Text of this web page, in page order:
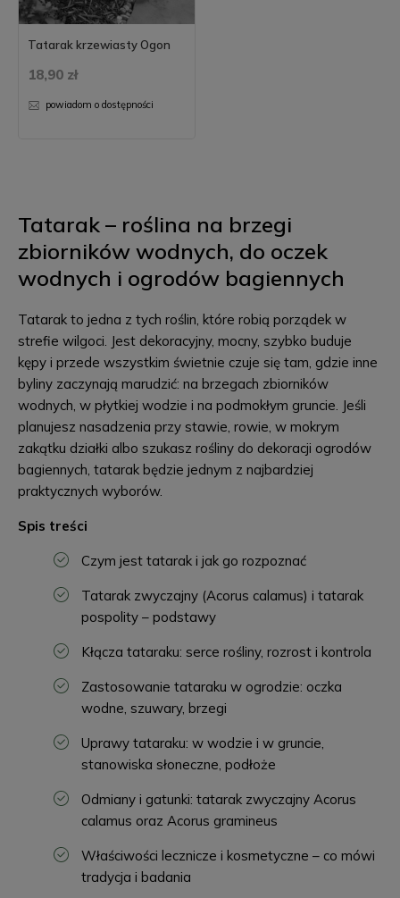
Tatarak krzewiasty Ogon
18,90 zł
powiadom o dostępności
Tatarak – roślina na brzegi
zbiorników wodnych, do oczek
wodnych i ogrodów bagiennych
Tatarak to jedna z tych roślin, które robią porządek w
strefie wilgoci. Jest dekoracyjny, mocny, szybko buduje
kępy i przede wszystkim świetnie czuje się tam, gdzie inne
byliny zaczynają marudzić: na brzegach zbiorników
wodnych, w płytkiej wodzie i na podmokłym gruncie. Jeśli
planujesz nasadzenia przy stawie, rowie, w mokrym
zakątku działki albo szukasz rośliny do dekoracji ogrodów
bagiennych, tatarak będzie jednym z najbardziej
praktycznych wyborów.
Spis treści
Czym jest tatarak i jak go rozpoznać
Tatarak zwyczajny (Acorus calamus) i tatarak
pospolity – podstawy
Kłącza tataraku: serce rośliny, rozrost i kontrola
Zastosowanie tataraku w ogrodzie: oczka
wodne, szuwary, brzegi
Uprawy tataraku: w wodzie i w gruncie,
stanowiska słoneczne, podłoże
Odmiany i gatunki: tatarak zwyczajny Acorus
calamus oraz Acorus gramineus
Właściwości lecznicze i kosmetyczne – co mówi
tradycja i badania